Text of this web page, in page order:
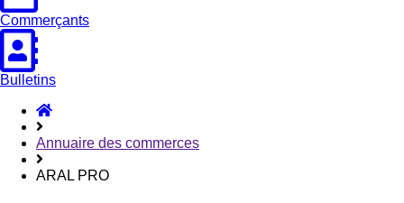
Commerçants
Bulletins
Accueil
Annuaire des commerces
ARAL PRO